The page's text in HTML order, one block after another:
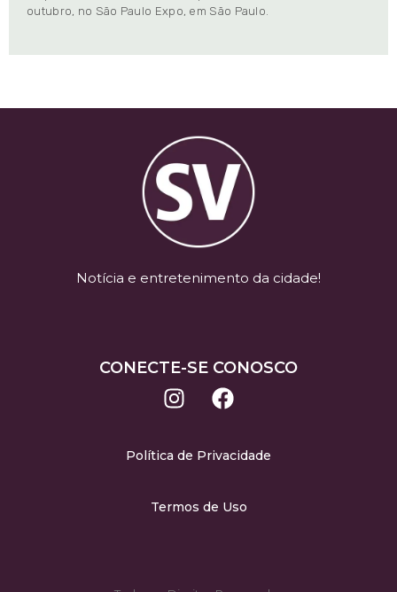
outubro, no São Paulo Expo, em São Paulo.
Notícia e entretenimento da cidade!
CONECTE-SE CONOSCO
Política de Privacidade
Termos de Uso